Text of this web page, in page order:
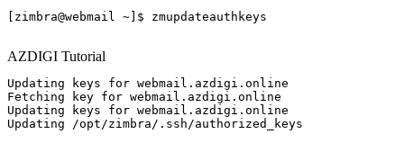
[zimbra@webmail ~]$ zmupdateauthkeys
AZDIGI Tutorial
Updating keys for webmail.azdigi.online
Fetching key for webmail.azdigi.online
Updating keys for webmail.azdigi.online
Updating /opt/zimbra/.ssh/authorized_keys